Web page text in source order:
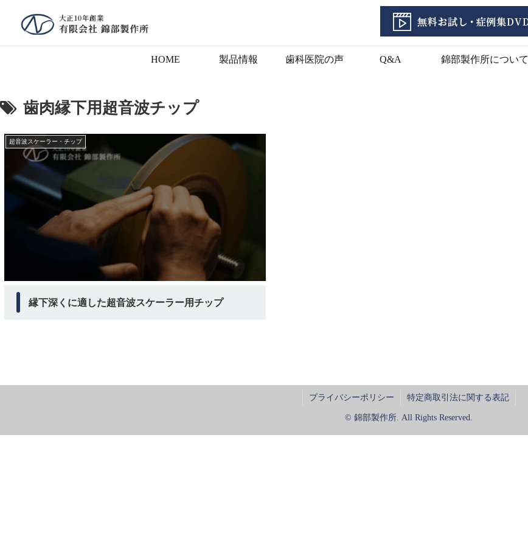
HOME 製品情報 歯科医院の声 Q&A 錦部製作所について
歯肉縁下用超音波チップ
超音波スケーラー・チップ
縁下深くに適した超音波スケーラー用チップ
プライバシーポリシー 特定商取引法に関する表記
© 錦部製作所. All Rights Reserved.